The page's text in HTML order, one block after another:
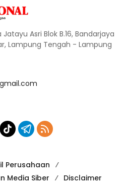
Asri Blok B.16, Bandarjaya
Lampung Tengah - Lampung
Perusahaan
Media Siber Disclaimer